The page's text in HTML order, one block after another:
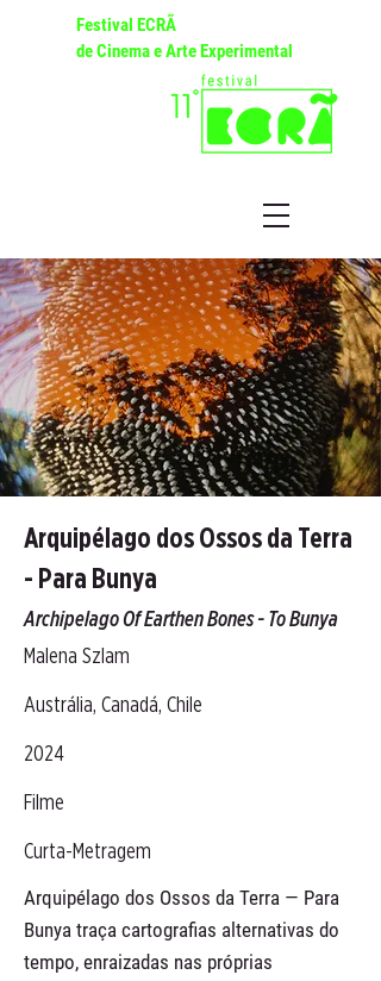
Festival ECRÃ
de Cinema e Arte Experimental
Arquipélago dos Ossos da Terra
- Para Bunya
Archipelago Of Earthen Bones - To Bunya
Malena Szlam
Austrália, Canadá, Chile
2024
Filme
Curta-Metragem
Arquipélago dos Ossos da Terra — Para
Bunya traça cartografias alternativas do
tempo, enraizadas nas próprias